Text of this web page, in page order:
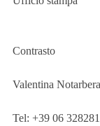
Contrasto
Valentina
Tel: +39 06